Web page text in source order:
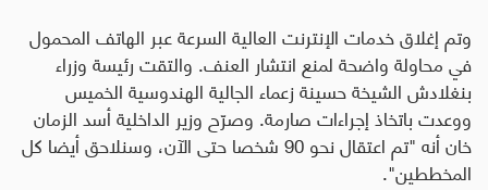
وتم إغلاق خدمات الإنترنت العالية السرعة عبر الهاتف المحمول
في محاولة واضحة لمنع انتشار العنف. والتقت رئيسة وزراء
بنغلادش الشيخة حسينة زعماء الجالية الهندوسية الخميس
ووعدت باتخاذ إجراءات صارمة. وصرّح وزير الداخلية أسد الزمان
خان أنه "تم اعتقال نحو 90 شخصا حتى الآن، وسنلاحق أيضا كل
المخططين".